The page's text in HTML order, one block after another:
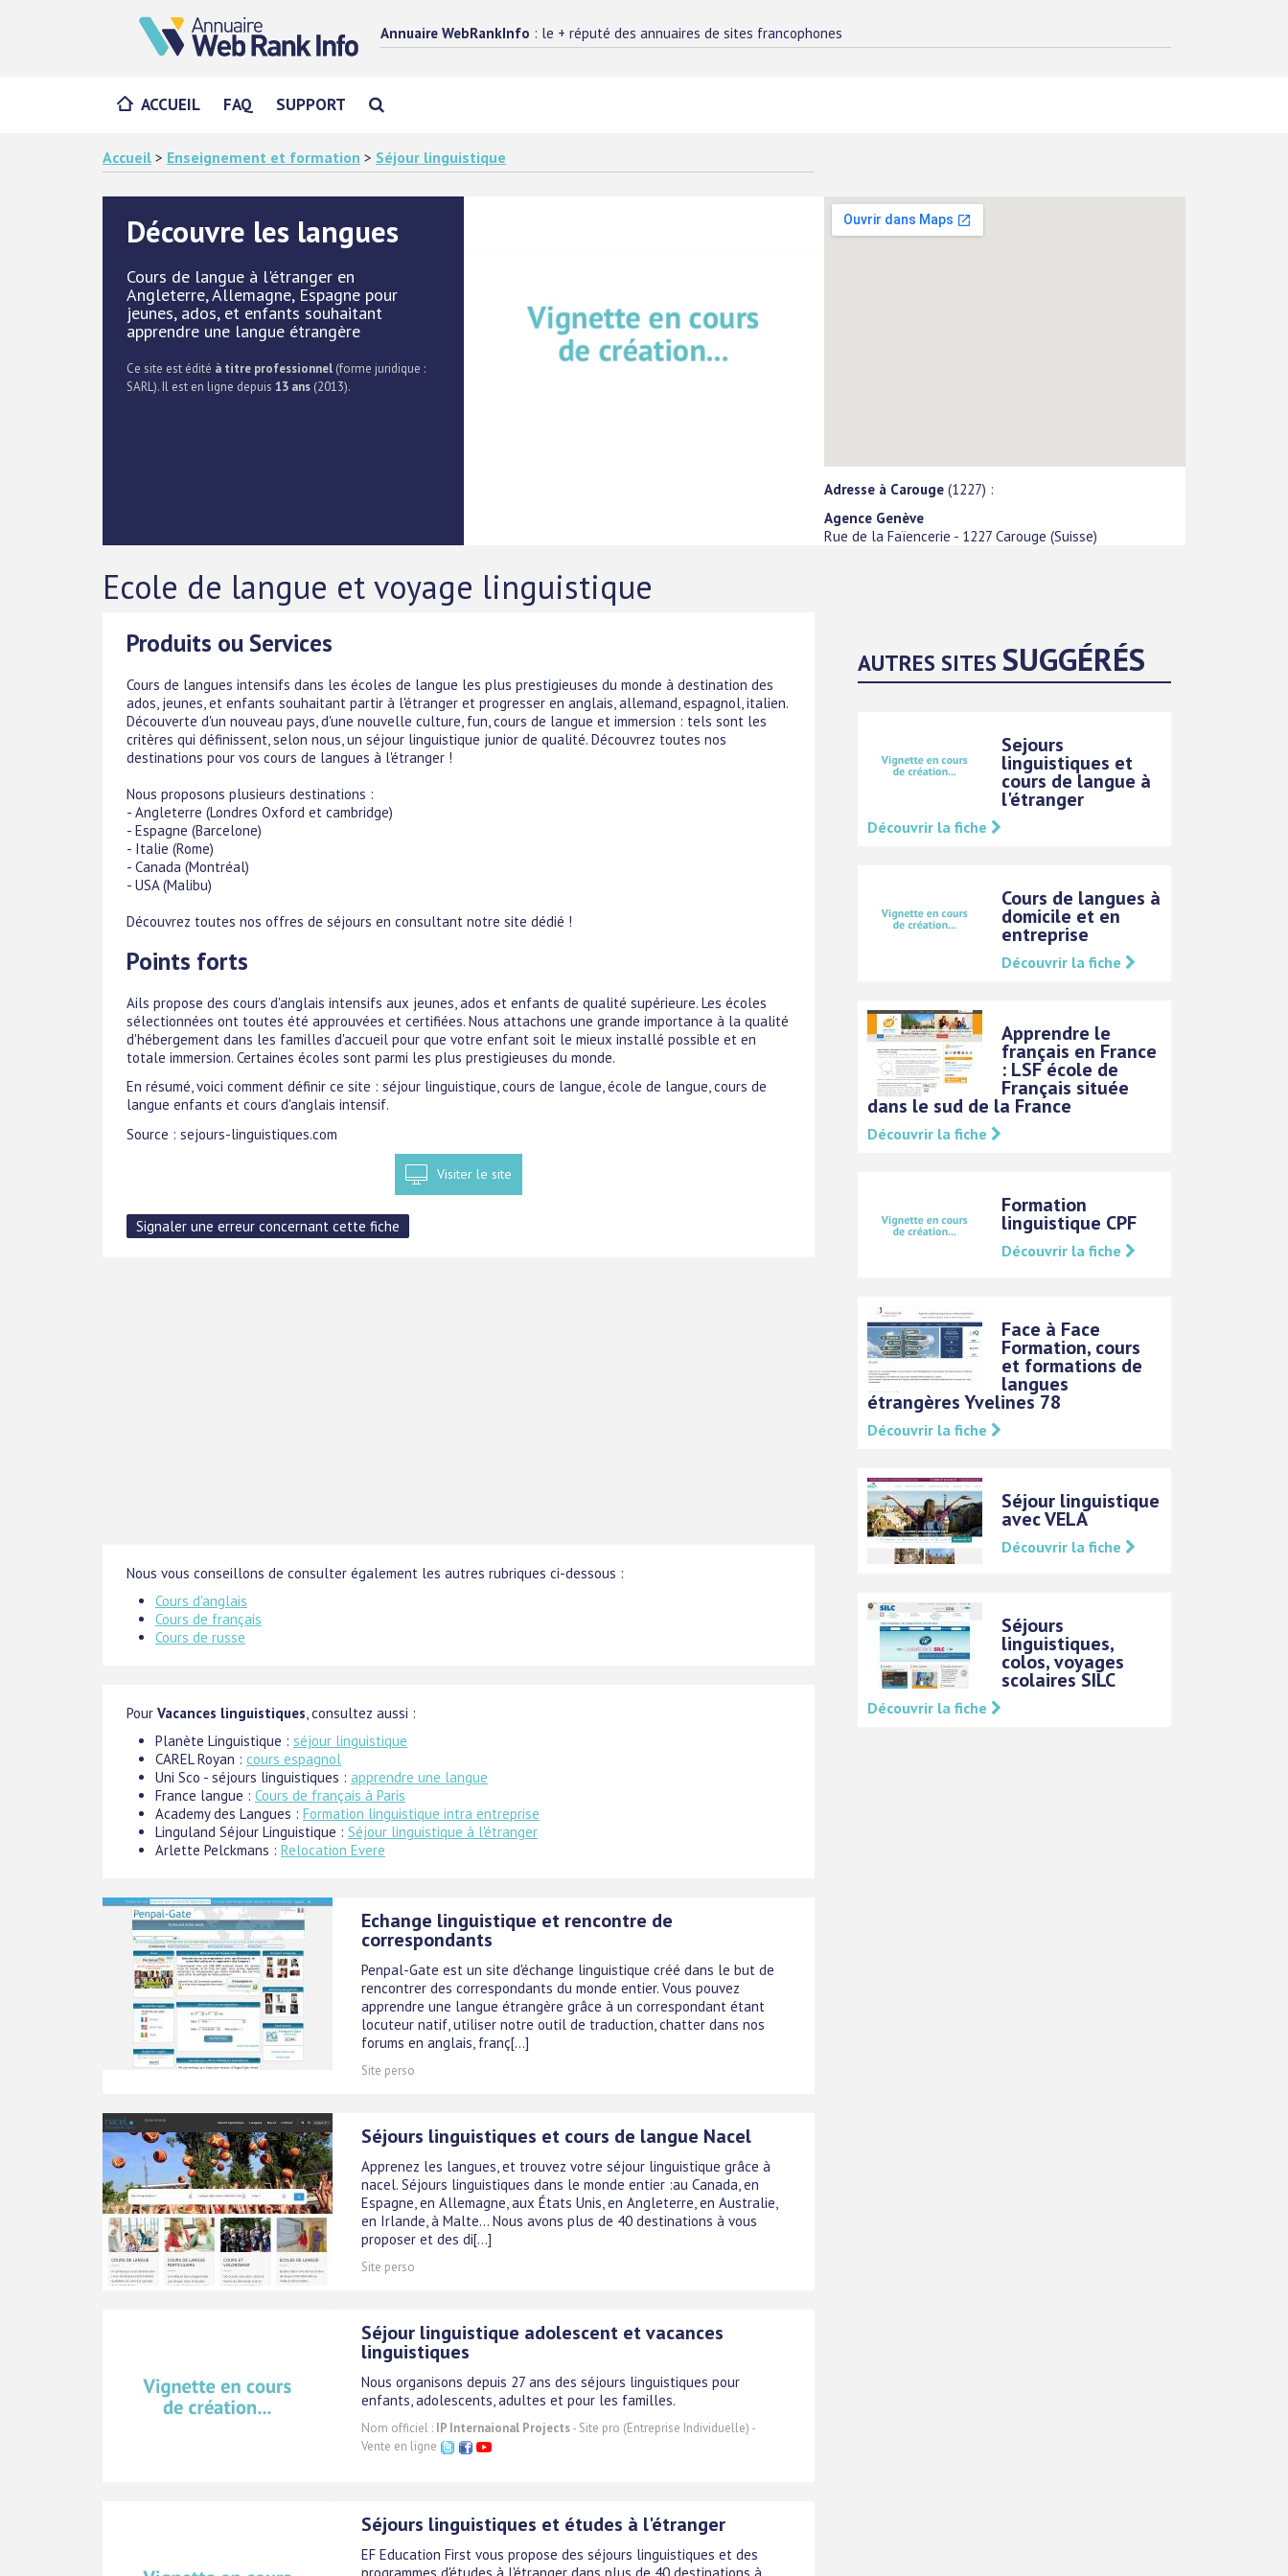
Annuaire WebRankInfo : le + réputé des annuaires de sites francophones
ACCUEIL FAQ SUPPORT
Accueil > Enseignement et formation > Séjour linguistique
Découvre les langues
Cours de langue à l'étranger en
Angleterre, Allemagne, Espagne pour
jeunes, ados, et enfants souhaitant
apprendre une langue étrangère
Ce site est édité à titre professionnel (forme juridique :
SARL). Il est en ligne depuis 13 ans (2013).
Adresse à Carouge (1227) :
Agence Genève
Rue de la Faïencerie - 1227 Carouge (Suisse)
Ecole de langue et voyage linguistique
Produits ou Services
Cours de langues intensifs dans les écoles de langue les plus prestigieuses du monde à destination des
ados, jeunes, et enfants souhaitant partir à l'étranger et progresser en anglais, allemand, espagnol, italien.
Découverte d'un nouveau pays, d'une nouvelle culture, fun, cours de langue et immersion : tels sont les
critères qui définissent, selon nous, un séjour linguistique junior de qualité. Découvrez toutes nos
destinations pour vos cours de langues à l'étranger !
Nous proposons plusieurs destinations :
- Angleterre (Londres Oxford et cambridge)
- Espagne (Barcelone)
- Italie (Rome)
- Canada (Montréal)
- USA (Malibu)
Découvrez toutes nos offres de séjours en consultant notre site dédié !
Points forts
Ails propose des cours d'anglais intensifs aux jeunes, ados et enfants de qualité supérieure. Les écoles
sélectionnées ont toutes été approuvées et certifiées. Nous attachons une grande importance à la qualité
d'hébergement dans les familles d'accueil pour que votre enfant soit le mieux installé possible et en
totale immersion. Certaines écoles sont parmi les plus prestigieuses du monde.
En résumé, voici comment définir ce site : séjour linguistique, cours de langue, école de langue, cours de
langue enfants et cours d'anglais intensif.
Source : sejours-linguistiques.com
Visiter le site
Nous vous conseillons de consulter également les autres rubriques ci-dessous :
Cours d'anglais
Cours de français
Cours de russe
Pour Vacances linguistiques , consultez aussi :
Planète Linguistique : séjour linguistique
CAREL Royan : cours espagnol
Uni Sco - séjours linguistiques : apprendre une langue
France langue : Cours de français à Paris
Academy des Langues : Formation linguistique intra entreprise
Linguland Séjour Linguistique : Séjour linguistique à l'étranger
Arlette Pelckmans : Relocation Evere
Echange linguistique et rencontre de
correspondants
Penpal-Gate est un site d'échange linguistique créé dans le but de
rencontrer des correspondants du monde entier. Vous pouvez
apprendre une langue étrangère grâce à un correspondant étant
locuteur natif, utiliser notre outil de traduction, chatter dans nos
forums en anglais, franç[...]
Site perso
Séjours linguistiques et cours de langue Nacel
Apprenez les langues, et trouvez votre séjour linguistique grâce à
nacel. Séjours linguistiques dans le monde entier :au Canada, en
Espagne, en Allemagne, aux États Unis, en Angleterre, en Australie,
en Irlande, à Malte... Nous avons plus de 40 destinations à vous
proposer et des di[...]
Site perso
Séjour linguistique adolescent et vacances
linguistiques
Nous organisons depuis 27 ans des séjours linguistiques pour
enfants, adolescents, adultes et pour les familles.
Nom officiel : IP Internaional Projects- Site pro (Entreprise Individuelle) -
Vente en ligne
Séjours linguistiques et études à l'étranger
EF Education First vous propose des séjours linguistiques et des
AUTRES SITESSUGGÉRÉS
Sejours
linguistiques et
cours de langue à
l'étranger
Découvrir la fiche
Cours de langues à
domicile et en
entreprise
Découvrir la fiche
Apprendre le
français en France
: LSF école de
Français située
dans le sud de la France
Découvrir la fiche
Formation
linguistique CPF
Découvrir la fiche
Face à Face
Formation, cours
et formations de
langues
étrangères Yvelines 78
Découvrir la fiche
Séjour linguistique
avec VELA
Découvrir la fiche
Séjours
linguistiques,
colos, voyages
scolaires SILC
Découvrir la fiche